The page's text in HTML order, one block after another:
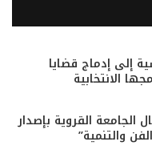
ق
ا
k
T
o
k
ت
س
ا
ب
إلى إدماج قضايا
الانتخابية
الجامعة القروية بإصدار
والتنمية”